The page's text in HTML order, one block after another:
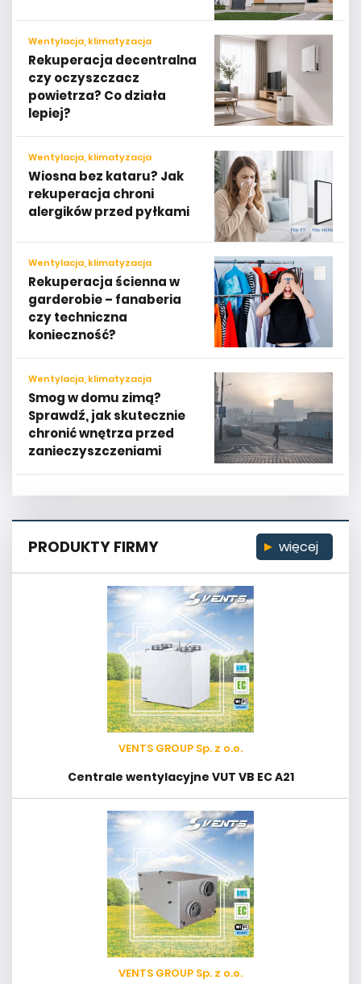
Wentylacja, klimatyzacja
Rekuperacja decentralna
czy oczyszczacz
powietrza? Co działa
lepiej?
Wentylacja, klimatyzacja
Wiosna bez kataru? Jak
rekuperacja chroni
alergików przed pyłkami
Wentylacja, klimatyzacja
Rekuperacja ścienna w
garderobie – fanaberia
czy techniczna
konieczność?
Wentylacja, klimatyzacja
Smog w domu zimą?
Sprawdź, jak skutecznie
chronić wnętrza przed
zanieczyszczeniami
PRODUKTY FIRMY więcej
VENTS GROUP Sp. z o.o.
Centrale wentylacyjne VUT VB EC A21
VENTS GROUP Sp. z o.o.